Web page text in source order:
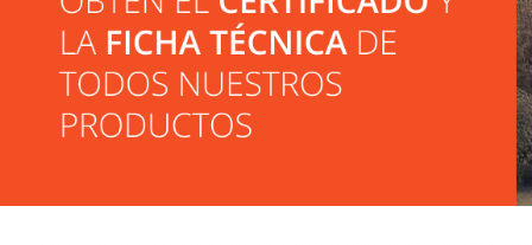
2.
3.
4.
5.
6.